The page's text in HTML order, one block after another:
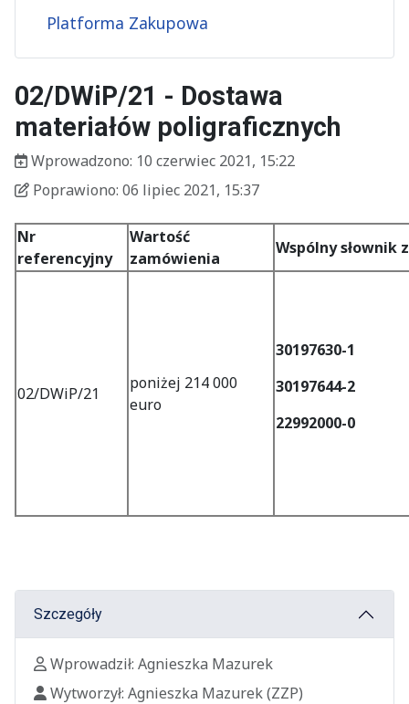
Platforma Zakupowa
02/DWiP/21 - Dostawa
materiałów poligraficznych
Wprowadzono
Wprowadzono: 10 czerwiec 2021, 15:22
Poprawiono
Poprawiono: 06 lipiec 2021, 15:37
Nr
referencyjny
Wartość
zamówienia
Wspólny słownik
02/DWiP/21
poniżej 214 000
euro
30197630-1
30197644-2
22992000-0
Szczegóły
Wprowadził
Wprowadził: Agnieszka Mazurek
Wytworzył
Wytworzył: Agnieszka Mazurek(ZZP)